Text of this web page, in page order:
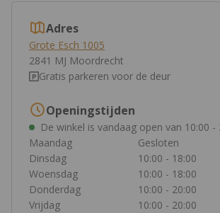
Adres
Grote Esch 1005
2841 MJ Moordrecht
Gratis parkeren voor de deur
Openingstijden
De winkel is vandaag open van 10:00 -
Maandag
Gesloten
Dinsdag
10:00 - 18:00
Woensdag
10:00 - 18:00
Donderdag
10:00 - 20:00
Vrijdag
10:00 - 20:00